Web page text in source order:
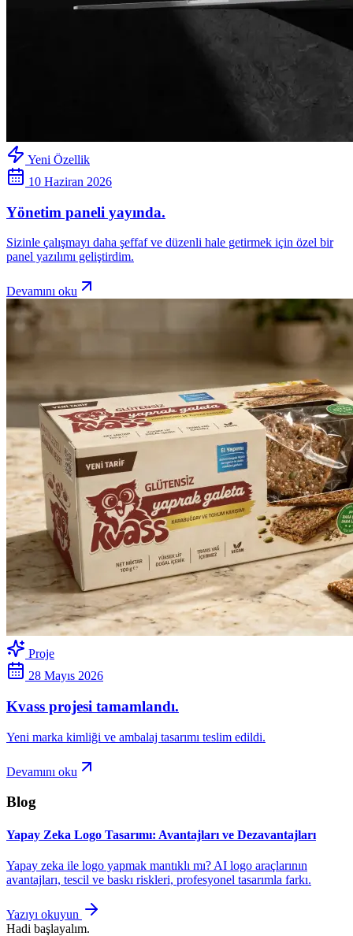
Yeni Özellik
10 Haziran 2026
Yönetim paneli yayında.
Sizinle çalışmayı daha şeffaf ve düzenli hale getirmek için özel bir
panel yazılımı geliştirdim.
Devamını oku
Proje
28 Mayıs 2026
Kvass projesi tamamlandı.
Yeni marka kimliği ve ambalaj tasarımı teslim edildi.
Devamını oku
Blog
Yapay Zeka Logo Tasarımı: Avantajları ve Dezavantajları
Yapay zeka ile logo yapmak mantıklı mı? AI logo araçlarının
avantajları, tescil ve baskı riskleri, profesyonel tasarımla farkı.
Yazıyı okuyun
Hadi başlayalım.